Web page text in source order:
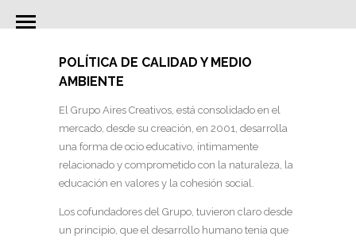
POLÍTICA DE CALIDAD Y MEDIO
AMBIENTE
El Grupo Aires Creativos, está consolidado en el
mercado, desde su creación, en 2001, desarrolla
una forma de ocio educativo, íntimamente
relacionado y comprometido con la naturaleza, la
educación en valores y la cohesión social.
Los cofundadores del Grupo, tuvieron claro desde
un principio, que el desarrollo humano tenía que